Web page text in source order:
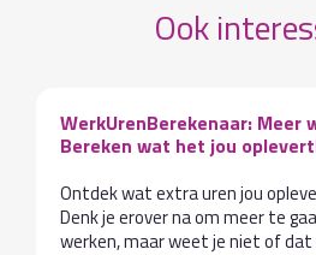
Ook
WerkUrenBerekenaar: Meer
Bereken wat het jou
Ontdek wat extra uren jou
Denk je erover na om meer te
werken, maar weet je niet of